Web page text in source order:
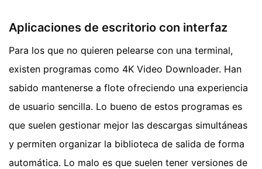
Aplicaciones de escritorio con interfaz
Para los que no quieren pelearse con una terminal,
existen programas como 4K Video Downloader. Han
sabido mantenerse a flote ofreciendo una experiencia
de usuario sencilla. Lo bueno de estos programas es
que suelen gestionar mejor las descargas simultáneas
y permiten organizar la biblioteca de salida de forma
automática. Lo malo es que suelen tener versiones de